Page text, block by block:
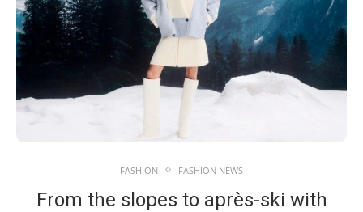
FASHION FASHION NEWS
From the slopes to après-ski with